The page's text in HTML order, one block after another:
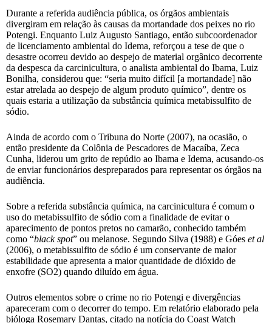
Durante a referida audiência pública, os órgãos ambientais
divergiram em relação às causas da mortandade dos peixes no rio
Potengi. Enquanto Luiz Augusto Santiago, então subcoordenador
de licenciamento ambiental do Idema, reforçou a tese de que o
desastre ocorreu devido ao despejo de material orgânico decorrente
da despesca da carcinicultura, o analista ambiental do Ibama, Luiz
Bonilha, considerou que: “seria muito difícil [a mortandade] não
estar atrelada ao despejo de algum produto químico”, dentre os
quais estaria a utilização da substância química metabissulfito de
sódio.
Ainda de acordo com o Tribuna do Norte (2007), na ocasião, o
então presidente da Colônia de Pescadores de Macaíba, Zeca
Cunha, liderou um grito de repúdio ao Ibama e Idema, acusando-os
de enviar funcionários despreparados para representar os órgãos na
audiência.
Sobre a referida substância química, na carcinicultura é comum o
uso do metabissulfito de sódio com a finalidade de evitar o
aparecimento de pontos pretos no camarão, conhecido também
como “black spot” ou melanose. Segundo Silva (1988) e Góes et al
(2006), o metabissulfito de sódio é um conservante de maior
estabilidade que apresenta a maior quantidade de dióxido de
enxofre (SO2) quando diluído em água.
Outros elementos sobre o crime no rio Potengi e divergências
apareceram com o decorrer do tempo. Em relatório elaborado pela
bióloga Rosemary Dantas, citado na notícia do Coast Watch